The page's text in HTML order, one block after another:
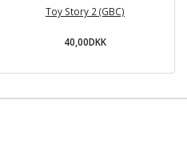
Toy Story 2 (GBC)
40,00DKK